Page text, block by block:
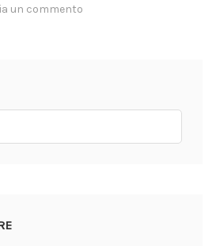
un commento